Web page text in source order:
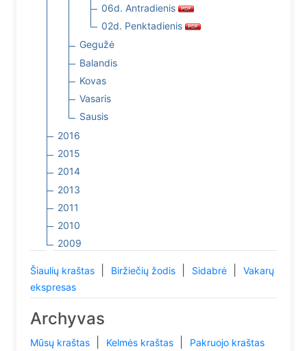
06d. Antradienis
02d. Penktadienis
Gegužė
Balandis
Kovas
Vasaris
Sausis
2016
2015
2014
2013
2011
2010
2009
Šiaulių kraštas Biržiečių žodis Sidabrė
Vakarų
ekspresas
Archyvas
Mūsų kraštas Kelmės kraštas Pakruojo kraštas